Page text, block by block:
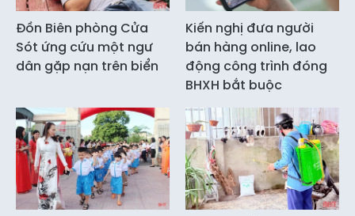
Đồn Biên phòng Cửa
Sót ứng cứu một ngư
dân gặp nạn trên biển
Kiến nghị đưa người
bán hàng online, lao
động công trình đóng
BHXH bắt buộc